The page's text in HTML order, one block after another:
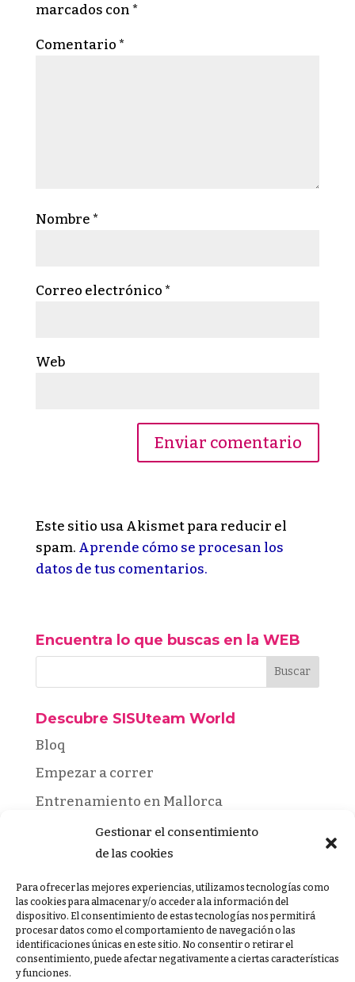
Gestionar el consentimiento
de las cookies
Para ofrecer las mejores experiencias, utilizamos tecnologías como
las cookies para almacenar y/o acceder a la información del
dispositivo. El consentimiento de estas tecnologías nos permitirá
procesar datos como el comportamiento de navegación o las
identificaciones únicas en este sitio. No consentir o retirar el
consentimiento, puede afectar negativamente a ciertas características
y funciones.
marcados con*
Comentario*
Nombre*
Correo electrónico*
Web
Este sitio usa Akismet para reducir el
spam. Aprende cómo se procesan los
datos de tus comentarios.
Encuentra lo que buscas en la WEB
Descubre SISUteam World
Bloq
Empezar a correr
Entrenamiento en Mallorca
Grupo Entrenamiento SISUteam
Mateo Cañellas
Running
SISUteam News